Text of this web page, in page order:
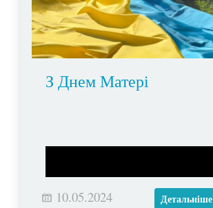
З Днем Матері
10.05.2024 Детальніше